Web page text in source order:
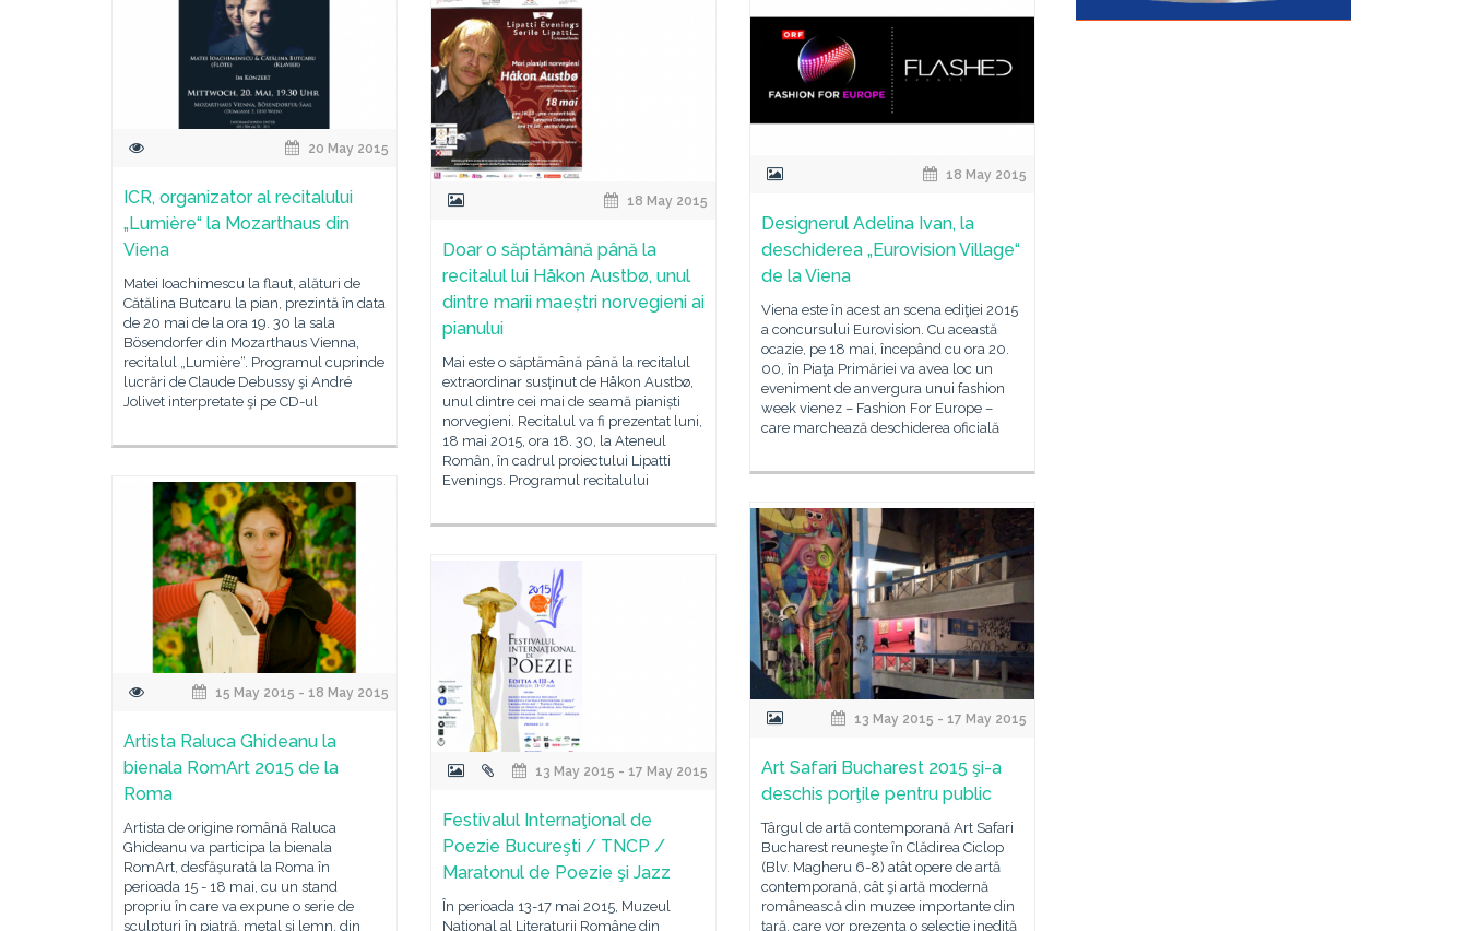
20 May 2015
ICR, organizator al recitalului
„Lumière“ la Mozarthaus din
Viena
Matei Ioachimescu la flaut, alături de
Cătălina Butcaru la pian, prezintă în data
de 20 mai de la ora 19. 30 la sala
Bösendorfer din Mozarthaus Vienna,
recitalul „Lumière“. Programul cuprinde
lucrări de Claude Debussy şi André
Jolivet interpretate şi pe CD-ul
18 May 2015
Designerul Adelina Ivan, la
deschiderea „Eurovision Village“
de la Viena
Viena este în acest an scena ediţiei 2015
a concursului Eurovision. Cu această
ocazie, pe 18 mai, începând cu ora 20.
00, în Piaţa Primăriei va avea loc un
eveniment de anvergura unui fashion
week vienez – Fashion For Europe –
care marchează deschiderea oficială
18 May 2015
Doar o săptămână până la
recitalul lui Håkon Austbø, unul
dintre marii maeștri norvegieni ai
pianului
Mai este o săptămână până la recitalul
extraordinar susținut de Håkon Austbø,
unul dintre cei mai de seamă pianiști
norvegieni. Recitalul va fi prezentat luni,
18 mai 2015, ora 18. 30, la Ateneul
Român, în cadrul proiectului Lipatti
Evenings. Programul recitalului
15 May 2015 - 18 May 2015
Artista Raluca Ghideanu la
bienala RomArt 2015 de la
Roma
Artista de origine română Raluca
Ghideanu va participa la bienala
RomArt, desfășurată la Roma în
perioada 15 - 18 mai, cu un stand
propriu în care va expune o serie de
sculpturi în piatră, metal și lemn, din
13 May 2015 - 17 May 2015
Art Safari Bucharest 2015 şi-a
deschis porţile pentru public
Târgul de artă contemporană Art Safari
Bucharest reuneşte în Clădirea Ciclop
(Blv. Magheru 6-8) atât opere de artă
contemporană, cât şi artă modernă
românească din muzee importante din
țară, care vor prezenta o selecţie inedită
13 May 2015 - 17 May 2015
Festivalul Internaţional de
Poezie Bucureşti / TNCP /
Maratonul de Poezie şi Jazz
În perioada 13-17 mai 2015, Muzeul
Naţional al Literaturii Române din